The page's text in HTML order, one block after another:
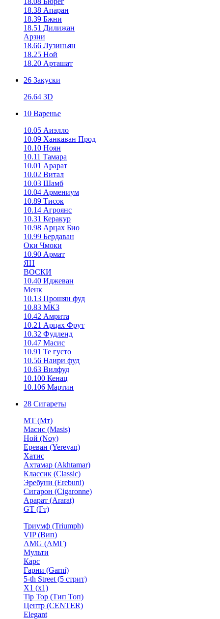
18.38 Апаран
18.39 Бжни
18.51 Дилижан
Арзни
18.66 Лузиньян
18.25 Ной
18.20 Арташат
26 Закуски
26.64 3D
10 Варенье
10.05 Аиэлло
10.09 Ханкаван Прод
10.10 Ноян
10.11 Тамара
10.01 Арарат
10.02 Витал
10.03 Шамб
10.04 Армениум
10.89 Тисок
10.14 Агроянс
10.31 Керакур
10.98 Арцах Био
10.99 Бердаван
Оки Чмоки
10.90 Армат
ЯН
ВОСКИ
10.40 Иджеван
Менк
10.13 Прошян фуд
10.83 МК3
10.42 Амрита
10.21 Арцах Фрут
10.32 Фудленд
10.47 Масис
10.91 Те густо
10.56 Наири фуд
10.63 Вилфуд
10.100 Кенац
10.106 Мартин
28 Сигареты
MT (Мт)
Масис (Masis)
Ной (Noy)
Ереван (Yerevan)
Хатис
Ахтамар (Akhtamar)
Классик (Classic)
Эребуни (Erebuni)
Сигарон (Cigaronne)
Арарат (Ararat)
GT (Гт)
Триумф (Triumph)
VIP (Вип)
AMG (АМГ)
Мульти
Карс
Гарни (Garni)
5-th Street (5 стрит)
X1 (х1)
Tip Top (Тип Топ)
Центр (CENTER)
Elegant